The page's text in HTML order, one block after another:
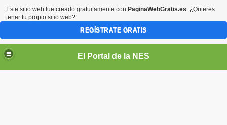
El Portal de la NES
Este sitio web fue creado gratuitamente con PaginaWebGratis.es. ¿Quieres
tener tu propio sitio web?
REGÍSTRATE GRATIS